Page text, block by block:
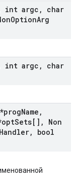
int argc ,
char
OptionArg
int argc ,
char
Name ,
Sets[] ,
Non
Handler,
bool